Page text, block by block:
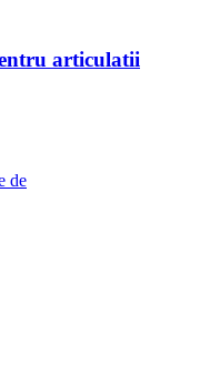
articulatii
de